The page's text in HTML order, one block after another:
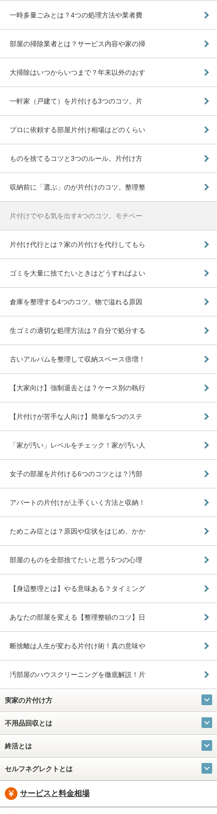
一時多量ごみとは？4つの処理方法や業者費
部屋の掃除業者とは？サービス内容や家の掃
大掃除はいつからいつまで？年末以外のおす
一軒家（戸建て）を片付ける3つのコツ。片
プロに依頼する部屋片付け相場はどのくらい
ものを捨てるコツと3つのルール。片付け方
収納前に「選ぶ」のが片付けのコツ。整理整
片付けでやる気を出す4つのコツ。モチベー
片付け代行とは？家の片付けを代行してもら
ゴミを大量に捨てたいときはどうすればよい
倉庫を整理する4つのコツ。物で溢れる原因
生ゴミの適切な処理方法は？自分で処分する
古いアルバムを整理して収納スペース倍増！
【大家向け】強制退去とは？ケース別の執行
【片付けが苦手な人向け】簡単な5つのステ
「家が汚い」レベルをチェック！家が汚い人
女子の部屋を片付ける6つのコツとは？汚部
アパートの片付けが上手くいく方法と収納！
ためこみ症とは？原因や症状をはじめ、かか
部屋のものを全部捨てたいと思う5つの心理
【身辺整理とは】やる意味ある？タイミング
あなたの部屋を変える【整理整頓のコツ】日
断捨離は人生が変わる片付け術！真の意味や
汚部屋のハウスクリーニングを徹底解説！片
実家の片付け方
不用品回収とは
終活とは
セルフネグレクトとは
サービスと料金相場